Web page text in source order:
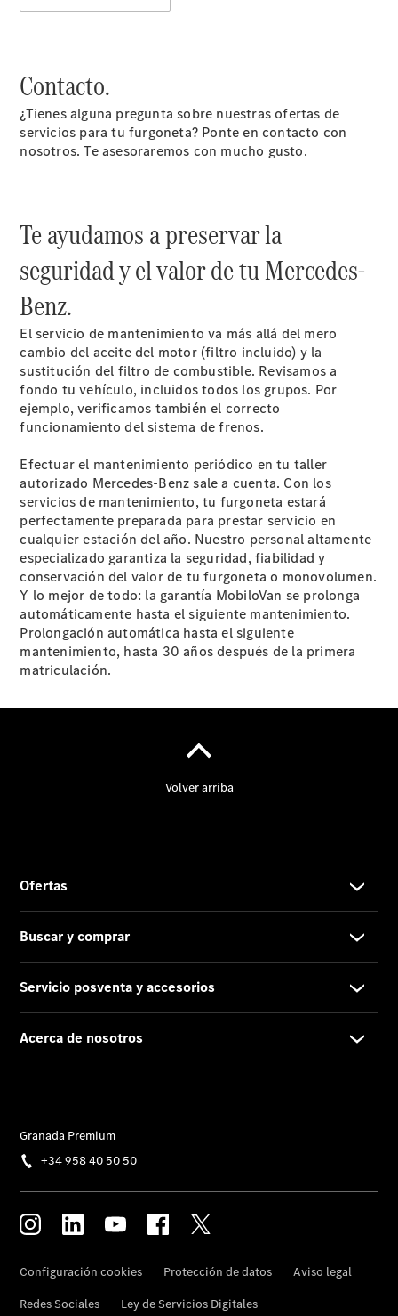
Contacto
Certificaciones
ISO
Pedir Cita
Actualidad
Noticias
Eventos
Nuevos
familias
Proveedor/Protección
Contacto.
¿Tienes alguna pregunta sobre nuestras ofertas de
servicios para tu furgoneta? Ponte en contacto con
nosotros. Te asesoraremos con mucho gusto.
Te ayudamos a preservar la
seguridad y el valor de tu Mercedes-
Benz.
El servicio de mantenimiento va más allá del mero
cambio del aceite del motor (filtro incluido) y la
sustitución del filtro de combustible. Revisamos a
fondo tu vehículo, incluidos todos los grupos. Por
ejemplo, verificamos también el correcto
funcionamiento del sistema de frenos.
Efectuar el mantenimiento periódico en tu taller
autorizado Mercedes-Benz sale a cuenta. Con los
servicios de mantenimiento, tu furgoneta estará
perfectamente preparada para prestar servicio en
cualquier estación del año. Nuestro personal altamente
especializado garantiza la seguridad, fiabilidad y
conservación del valor de tu furgoneta o monovolumen.
Y lo mejor de todo: la garantía MobiloVan se prolonga
automáticamente hasta el siguiente mantenimiento.
Prolongación automática hasta el siguiente
mantenimiento, hasta 30 años después de la primera
matriculación.